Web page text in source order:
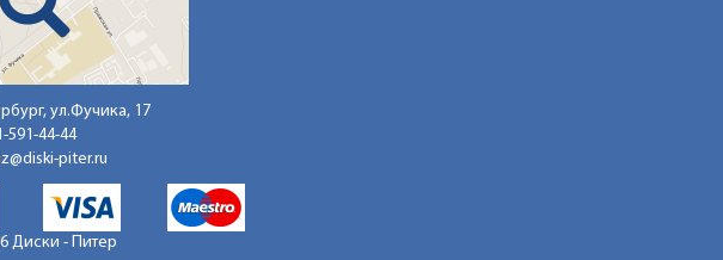
ул.Фучика, 17
591-44-44
piter.ru
Диски - Питер